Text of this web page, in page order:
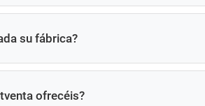
de aproximadamente 1 hora desde
su fábrica?
Parque Tecnológico Ruixin, No. 206 de
ofrecéis?